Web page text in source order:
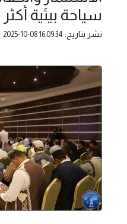
سياحة بيئية
نشر بتاريخ: 2025-10-08 16:09:34